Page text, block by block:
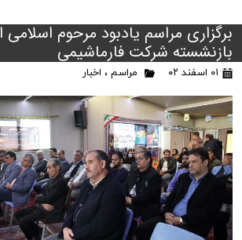
برگزاری مراسم یادبود مرحوم اسلامی
بازنشسته شرکت فارماشیمی
۰۱ اسفند ۰۲ مراسم ، اخبار